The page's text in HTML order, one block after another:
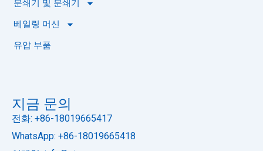
분쇄기 및 분쇄기
베일링 머신
유압 부품
지금 문의
전화: +86-18019665417
WhatsApp: +86-18019665418